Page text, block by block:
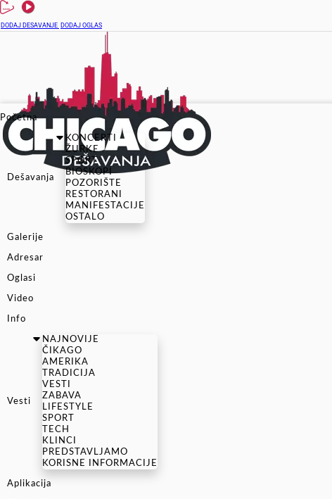
DODAJ DESAVANJE DODAJ OGLAS
Početna
Dešavanja
KONCERTI
ŽURKE
SPORT
BIOSKOPI
POZORIŠTE
RESTORANI
MANIFESTACIJE
OSTALO
Galerije
Adresar
Oglasi
Video
Info
Vesti
NAJNOVIJE
ČIKAGO
AMERIKA
TRADICIJA
VESTI
ZABAVA
LIFESTYLE
SPORT
TECH
KLINCI
PREDSTAVLJAMO
KORISNE INFORMACIJE
Aplikacija